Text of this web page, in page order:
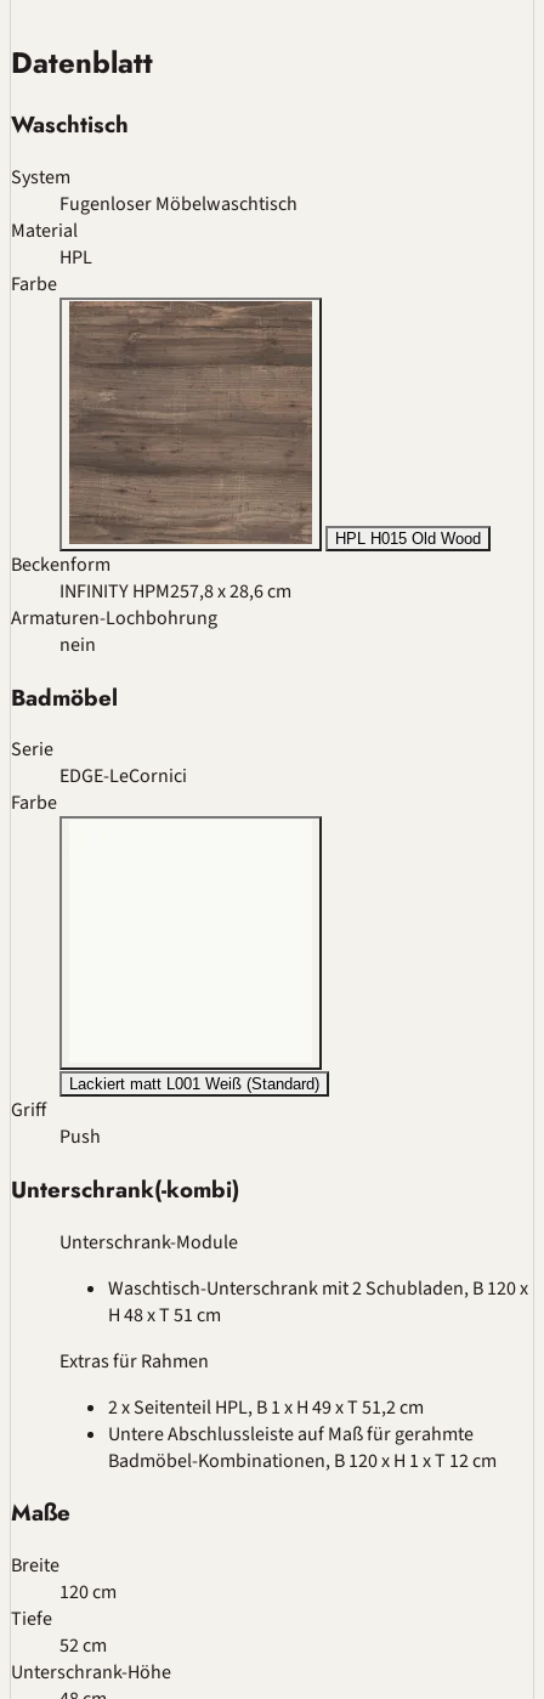
Datenblatt
Waschtisch
System
Fugenloser Möbelwaschtisch
Material
HPL
Farbe
HPL H015 Old Wood
Beckenform
INFINITY HPM257,8 x 28,6 cm
Armaturen-Lochbohrung
nein
Badmöbel
Serie
EDGE-LeCornici
Farbe
Lackiert matt L001 Weiß (Standard)
Griff
Push
Unterschrank(-kombi)
Unterschrank-Module
Waschtisch-Unterschrank mit 2 Schubladen, B 120 x
H 48 x T 51 cm
Extras für Rahmen
2 x Seitenteil HPL, B 1 x H 49 x T 51,2 cm
Untere Abschlussleiste auf Maß für gerahmte
Badmöbel-Kombinationen, B 120 x H 1 x T 12 cm
Maße
Breite
120 cm
Tiefe
52 cm
Unterschrank-Höhe